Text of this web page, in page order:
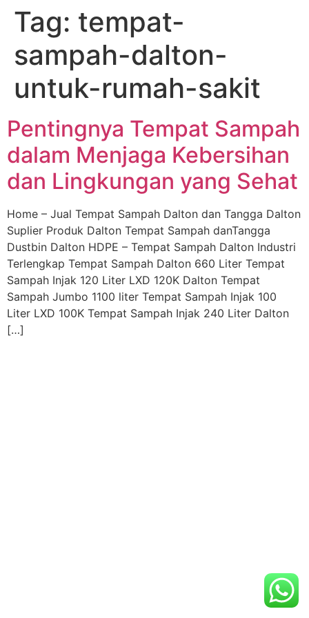
Skip
content
Tag: tempat-
sampah-dalton-
untuk-rumah-sakit
Pentingnya Tempat Sampah
dalam Menjaga Kebersihan
dan Lingkungan yang Sehat
Home – Jual Tempat Sampah Dalton dan Tangga Dalton
Suplier Produk Dalton Tempat Sampah danTangga
Dustbin Dalton HDPE – Tempat Sampah Dalton Industri
Terlengkap Tempat Sampah Dalton 660 Liter Tempat
Sampah Injak 120 Liter LXD 120K Dalton Tempat
Sampah Jumbo 1100 liter Tempat Sampah Injak 100
Liter LXD 100K Tempat Sampah Injak 240 Liter Dalton
[…]